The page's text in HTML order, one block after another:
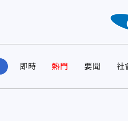
即時 熱門 要聞 社